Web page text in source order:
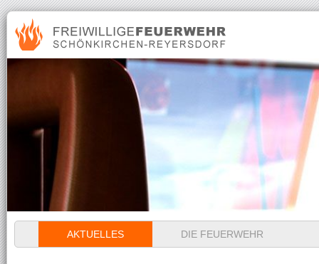
Navigation
AKTUELLES DIE FEUERWEHR